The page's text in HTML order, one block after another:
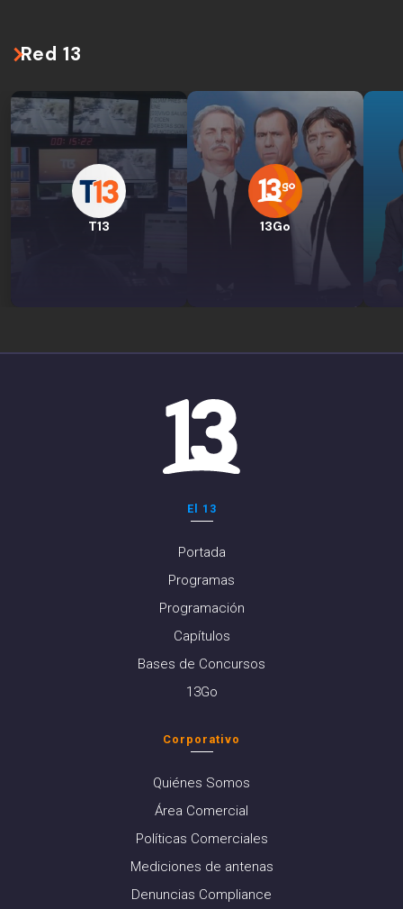
Red 13
T13 13Go
El 13
Portada
Programas
Programación
Capítulos
Bases de Concursos
13Go
Corporativo
Quiénes Somos
Área Comercial
Políticas Comerciales
Mediciones de antenas
Denuncias Compliance